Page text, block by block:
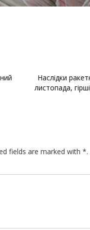
Наслідки
листопада,
fields are marked with *.